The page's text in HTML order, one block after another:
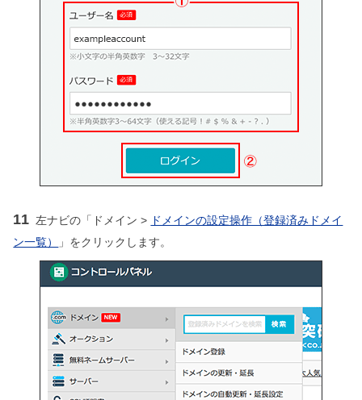
11 左ナビの「ドメイン > ドメインの設定操作（登録済みドメイ
ン一覧）
」をクリックします。